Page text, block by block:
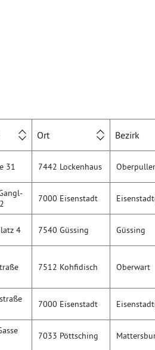
Ort Bezirk
31 7442 Lockenhaus
7000 Eisenstadt
4 7540 Güssing Güssing
7512 Kohfidisch Oberwart
7000 Eisenstadt
7033 Pöttsching